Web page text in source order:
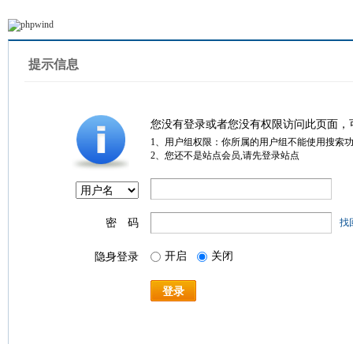
提示信息
您没有登录或者您没有权限访问此页面
1、用户组权限：你所属的用户组不能使用搜索
2、您还不是站点会员,请先登录站点
密 码 找
隐身登录 开启 关闭
登录